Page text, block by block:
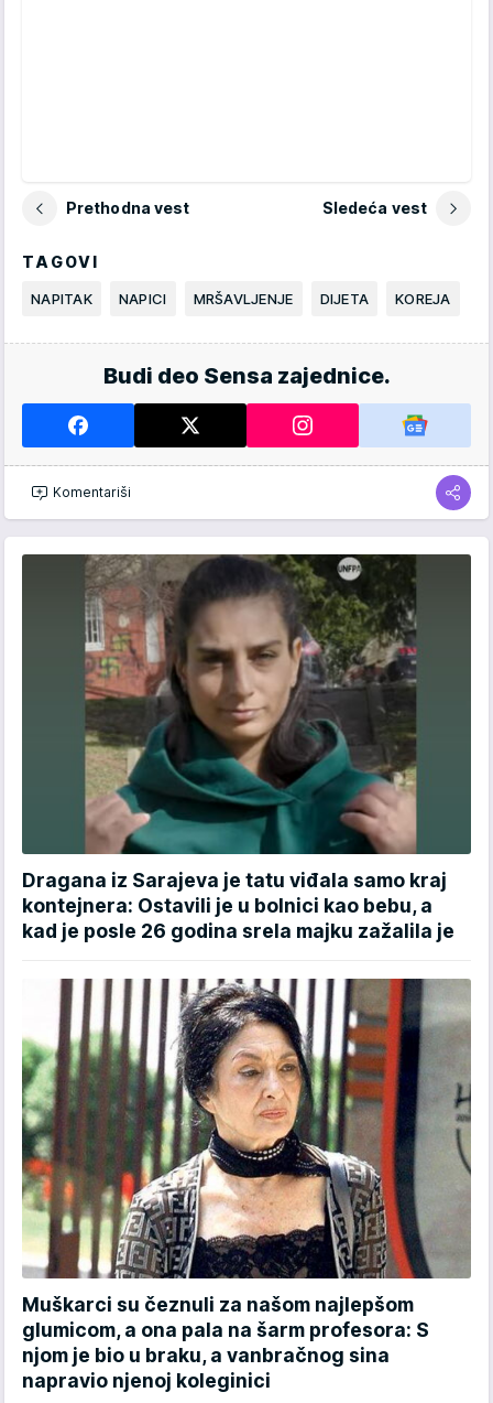
Prethodna vest Sledeća vest
TAGOVI
NAPITAK NAPICI MRŠAVLJENJE DIJETA KOREJA
Budi deo Sensa zajednice.
Komentariši
Dragana iz Sarajeva je tatu viđala samo kraj
kontejnera: Ostavili je u bolnici kao bebu, a
kad je posle 26 godina srela majku zažalila je
Muškarci su čeznuli za našom najlepšom
glumicom, a ona pala na šarm profesora: S
njom je bio u braku, a vanbračnog sina
napravio njenoj koleginici